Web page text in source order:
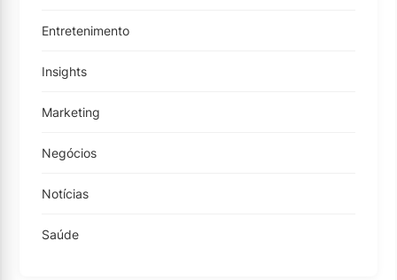
Entretenimento
Insights
Marketing
Negócios
Notícias
Saúde